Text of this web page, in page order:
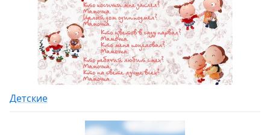
Детские